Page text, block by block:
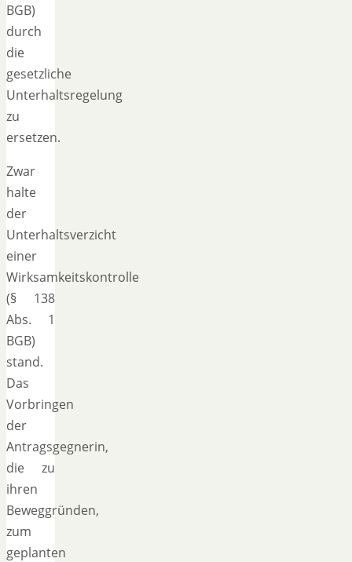
BGB)
durch
die
gesetzliche
Unterhaltsregelung
zu
ersetzen.
Zwar
halte
der
Unterhaltsverzicht
einer
Wirksamkeitskontrolle
(§ 138
Abs. 1
BGB)
stand.
Das
Vorbringen
der
Antragsgegnerin,
die zu
ihren
Beweggründen,
zum
geplanten